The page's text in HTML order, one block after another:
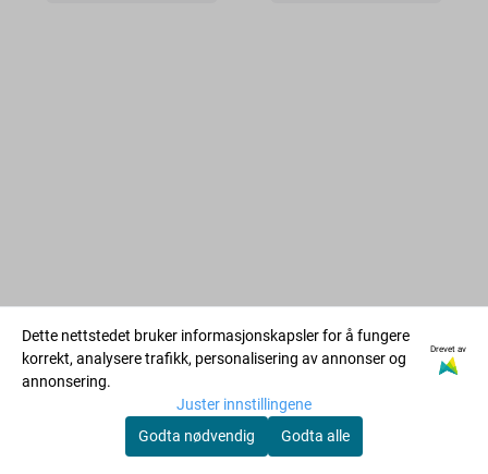
Dette nettstedet bruker informasjonskapsler for å fungere
korrekt, analysere trafikk, personalisering av annonser og
annonsering.
Drevet av
Juster innstillingene
Godta nødvendig
Godta alle